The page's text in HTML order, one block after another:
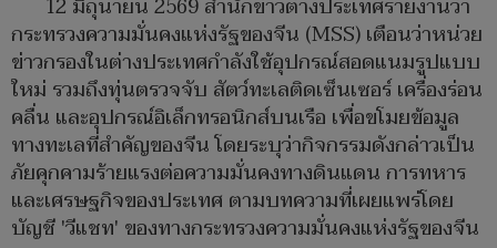
12 มิถุนายน 2569 สำนักข่าวต่างประเทศรายงานว่า
กระทรวงความมั่นคงแห่งรัฐของจีน (MSS) เตือนว่าหน่วย
ข่าวกรองในต่างประเทศกำลังใช้อุปกรณ์สอดแนมรูปแบบ
ใหม่ รวมถึงทุ่นตรวจจับ สัตว์ทะเลติดเซ็นเซอร์ เครื่องร่อน
คลื่น และอุปกรณ์อิเล็กทรอนิกส์บนเรือ เพื่อขโมยข้อมูล
ทางทะเลที่สำคัญของจีน โดยระบุว่ากิจกรรมดังกล่าวเป็น
ภัยคุกคามร้ายแรงต่อความมั่นคงทางดินแดน การทหาร
และเศรษฐกิจของประเทศ ตามบทความที่เผยแพร่โดย
บัญชี 'วีแชท' ของทางกระทรวงความมั่นคงแห่งรัฐของจีน